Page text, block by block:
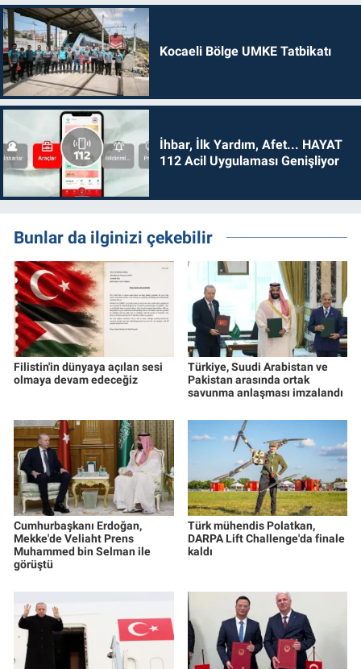
Kocaeli Bölge UMKE Tatbikatı
İhbar, İlk Yardım, Afet... HAYAT
112 Acil Uygulaması Genişliyor
Bunlar da ilginizi çekebilir
Filistin'in dünyaya açılan sesi
olmaya devam edeceğiz
Türkiye, Suudi Arabistan ve
Pakistan arasında ortak
savunma anlaşması imzalandı
Cumhurbaşkanı Erdoğan,
Mekke'de Veliaht Prens
Muhammed bin Selman ile
görüştü
Türk mühendis Polatkan,
DARPA Lift Challenge'da finale
kaldı